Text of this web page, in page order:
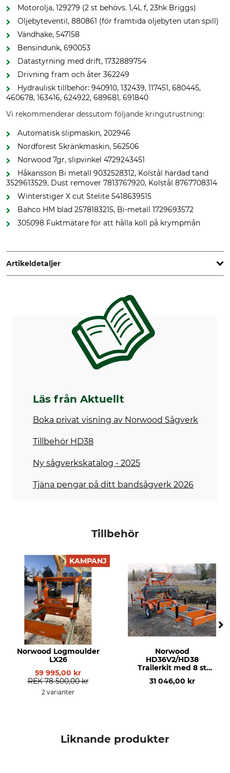
Motorolja, 129279 (2 st behövs. 1,4L f, 23hk Briggs)
Oljebyteventil, 880861 (för framtida oljebyten utan spill)
Vändhake, 547158
Bensindunk, 690053
Datastyrning med drift, 1732889754
Drivning fram och åter 362249
Hydraulisk tillbehör: 940910, 132439, 117451, 680445,
460678, 163416, 624922, 689681, 691840
Vi rekommenderar dessutom följande kringutrustning:
Automatisk slipmaskin, 202946
Nordforest Skränkmaskin, 562506
Norwood 7gr, slipvinkel 4729243451
Håkansson Bi metall 9032528312, Kolstål härdad tand
3529613529, Dust remover 7813767920, Kolstål 8767708314
Winterstiger X cut Stelite 5418639515
Bahco HM blad 2578183215, Bi-metall 1729693572
305098 Fuktmätare för att hålla koll på krympmån
Artikeldetaljer
89 cm
Produkttyp
Sågverk
Längd
6 meter
5,1 meter
869 kg
Läs från Aktuellt
Boka privat visning av Norwood Sågverk
Tillbehör HD38
Ny sågverkskatalog - 2025
Tjäna pengar på ditt bandsågverk 2026
Tillbehör
KAMPANJ
Norwood Logmoulder
LX26
59 995,00 kr
REK 78 500,00 kr
2 varianter
Norwood
HD36V2/HD38
Trailerkit med 8 st
stödben, 6 m
31 046,00 kr
Liknande produkter